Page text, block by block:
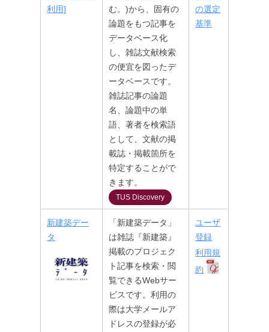
利用]
む。)から、固有の
論題をもつ記事を
データベース化
し、雑誌文献検索
の便宜を図ったデ
ータベースです。
雑誌記事の論題
名、論題中の単
語、著者を検索語
として、文献の掲
載誌・掲載箇所を
特定することがで
きます。
TUS Discovery
の選定
基準
新建築デー
タ
「新建築データ」
は雑誌『新建築』
掲載のプロジェク
ト記事を検索・閲
覧できるWebサー
ビスです。利用の
際は大学メールア
ドレスの登録が必
ユーザ
登録
利用規
約